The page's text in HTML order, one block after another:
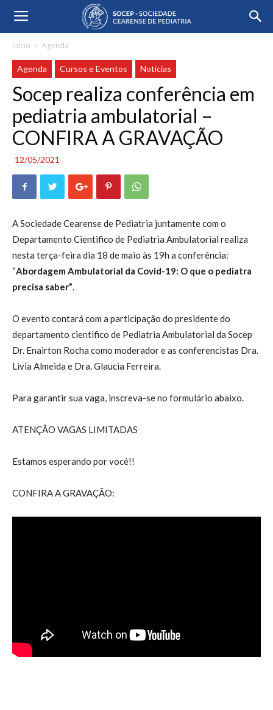
Início Agenda
Agenda Cursos e Eventos Notícias
Socep realiza conferência em
pediatria ambulatorial –
CONFIRA A GRAVAÇÃO
12/05/2021
A Sociedade Cearense de Pediatria juntamente com o
Departamento Cientifico de Pediatria Ambulatorial realiza
nesta terça-feira dia 18 de maio às 19h a conferência:
“Abordagem Ambulatorial da Covid-19: O que o pediatra
precisa saber”.
O evento contará com a participação do presidente do
departamento cientifico de Pediatria Ambulatorial da Socep
Dr. Enairton Rocha como moderador e as conferencistas Dra.
Livia Almeida e Dra. Glaucia Ferreira.
Para garantir sua vaga, inscreva-se no formulário abaixo.
ATENÇÃO VAGAS LIMITADAS
Estamos esperando por você!!
CONFIRA A GRAVAÇÃO: